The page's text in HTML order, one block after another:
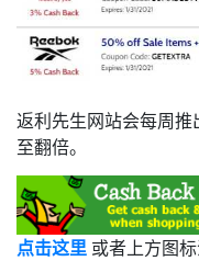
返利先生网站会每周
至翻倍。
点击这里 或者上方图